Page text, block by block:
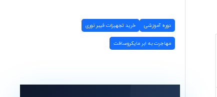
دوره آموزشی خرید تجهیزات فیبر نوری
مهاجرت به ابر مایکروسافت